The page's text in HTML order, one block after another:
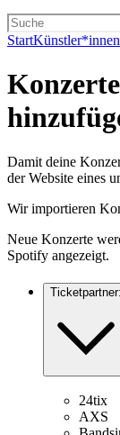
Start
Damit deine
der Website eines
Wir importieren
Neue Konzerte
Spotify angezeigt.
Ticketpartner:
24tix
AXS